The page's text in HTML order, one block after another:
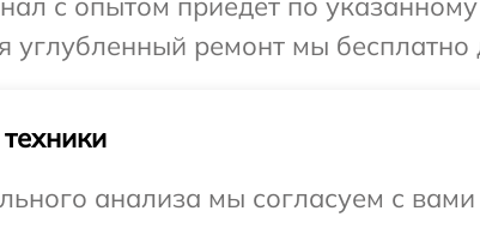
углубленный ремонт мы
анализа мы согласуем с